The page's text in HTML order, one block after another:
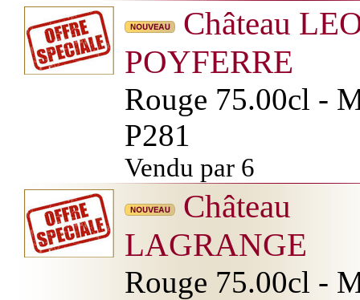
Château
POYFERRE
Rouge 75.00cl -
P281
Vendu par 6
Château
LAGRANGE
Rouge 75.00cl -